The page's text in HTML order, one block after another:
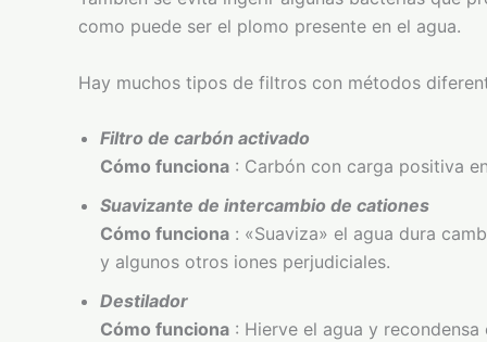
como puede ser el plomo presente en el agua.
Hay muchos tipos de filtros con métodos
Filtro de carbón activado
Cómo funciona : Carbón con carga positiva
Suavizante de intercambio de cationes
Cómo funciona : «Suaviza» el agua dura
y algunos otros iones perjudiciales.
Destilador
Cómo funciona : Hierve el agua y